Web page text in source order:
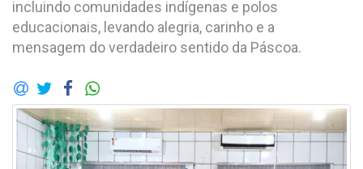
incluindo comunidades indígenas e polos
educacionais, levando alegria, carinho e a
mensagem do verdadeiro sentido da Páscoa.